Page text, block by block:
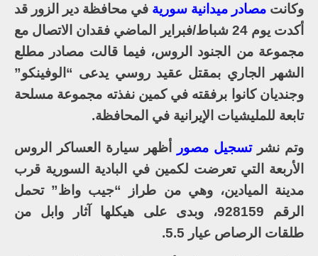
وكانت مصادر ميدانية سورية في محافظة دير الزور قد
أكدت يوم 24 شباط/فبراير الماضي فقدان الاتصال مع
مجموعة من الجنود الروس، فيما قالت مصادر مطلع
الشهر الجاري بمقتل عقيد روسي يدعى “الوفينكو”
وجنديان كانوا برفقته في كمين نفذته مجموعة مسلحة
تابعة للمليشيات الإيرانية في المحافظة.
وتم نشر تسجيل مصور
أظهر سيارة العساكر الروس
الأربعة التي تعرضت لكمين في البادية السورية قرب
مدينة الميادين، وهي من طراز “جيب واظ” تحمل
الرقم 928159، وبدى على هيكلها آثار وابل من
طلقات الرصاص عيار 5.5.